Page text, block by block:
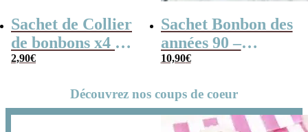
Sachet de Collier
de bonbons x4 &
de Lollies x10 –
Anniversaire
2,90€
Sachet Bonbon des
années 90 –
Joyeux
10,90€
Découvrez nos coups de coeur